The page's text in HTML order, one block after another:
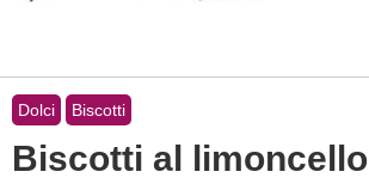
Dolci Biscotti
Biscotti al limoncello